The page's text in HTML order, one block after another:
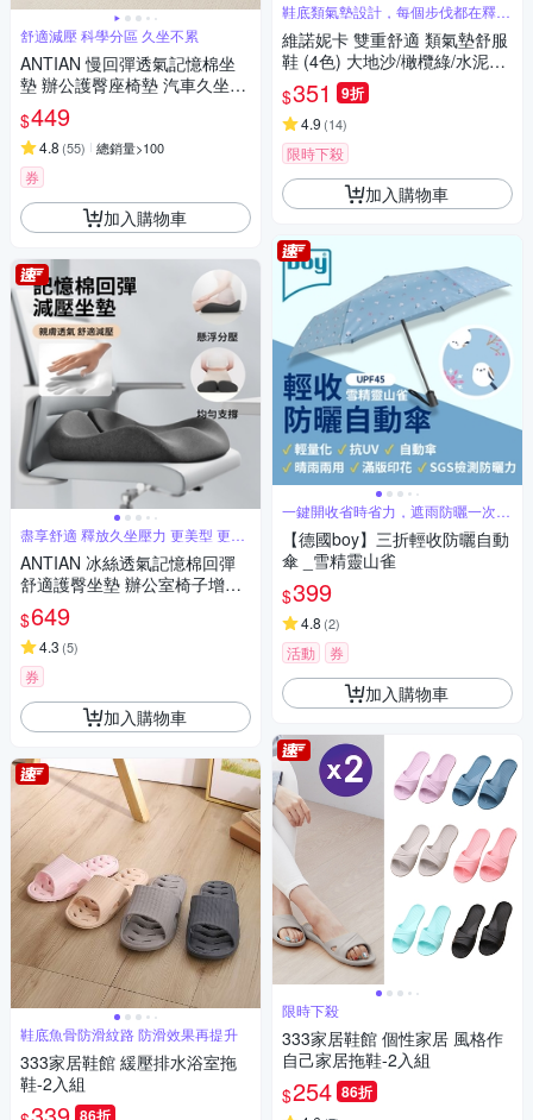
舒適減壓 科學分區 久坐不累
ANTIAN 慢回彈透氣記憶棉坐
墊 辦公護臀座椅墊 汽車久坐舒
適屁股墊 學生教室宿舍凳子墊
$449
4.8 (55) 總銷量>100
券
加入購物車
盡享舒適 釋放久坐壓力 更美型 更健
康
ANTIAN 冰絲透氣記憶棉回彈
舒適護臀坐墊 辦公室椅子增高
坐墊 屁股棉墊 孕婦坐墊 車用坐
墊 痔瘡墊
$649
4.3 (5)
券
加入購物車
鞋底魚骨防滑紋路 防滑效果再提升
333家居鞋館 緩壓排水浴室拖
鞋-2入組
86折
鞋底類氣墊設計，每個步伐都在釋放
壓力
維諾妮卡 雙重舒適 類氣墊舒服
鞋 (4色) 大地沙/橄欖綠/水泥灰/
櫻桃粉
$351 9折
4.9 (14)
限時下殺
加入購物車
一鍵開收省時省力，遮雨防曬一次到
【德國boy】三折輕收防曬自動
傘 _雪精靈山雀
$399
4.8 (2)
活動 券
加入購物車
限時下殺
333家居鞋館 個性家居 風格作
自己家居拖鞋-2入組
$254 86折